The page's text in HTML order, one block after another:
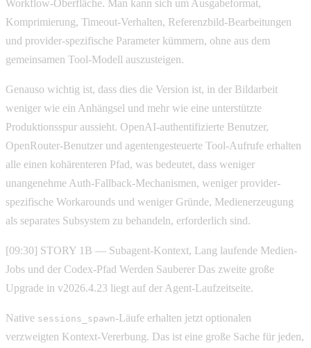
Workflow-Oberfläche. Man kann sich um Ausgabeformat,
Komprimierung, Timeout-Verhalten, Referenzbild-Bearbeitungen
und provider-spezifische Parameter kümmern, ohne aus dem
gemeinsamen Tool-Modell auszusteigen.
Genauso wichtig ist, dass dies die Version ist, in der Bildarbeit
weniger wie ein Anhängsel und mehr wie eine unterstützte
Produktionsspur aussieht. OpenAI-authentifizierte Benutzer,
OpenRouter-Benutzer und agentengesteuerte Tool-Aufrufe erhalten
alle einen kohärenteren Pfad, was bedeutet, dass weniger
unangenehme Auth-Fallback-Mechanismen, weniger provider-
spezifische Workarounds und weniger Gründe, Medienerzeugung
als separates Subsystem zu behandeln, erforderlich sind.
[09:30] STORY 1B — Subagent-Kontext, Lang laufende Medien-
Jobs und der Codex-Pfad Werden Sauberer Das zweite große
Upgrade in v2026.4.23 liegt auf der Agent-Laufzeitseite.
Native sessions_spawn-Läufe erhalten jetzt optionalen
verzweigten Kontext-Vererbung. Das ist eine große Sache für jeden,